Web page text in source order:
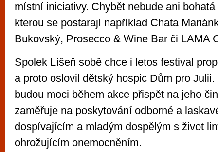
místní iniciativy. Chybět nebude ani
kterou se postarají například Chata
Bukovský, Prosecco & Wine Bar či LAMA
Spolek Líšeň sobě chce i letos festival
a proto oslovil dětský hospic Dům pro
budou moci během akce přispět na jeho
zaměřuje na poskytování odborné a
dospívajícím a mladým dospělým s život
ohrožujícím onemocněním.